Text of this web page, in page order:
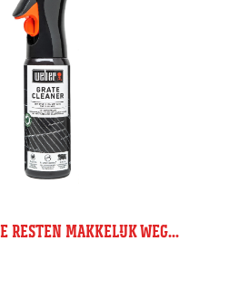
RESTEN MAKKELIJK WEG...